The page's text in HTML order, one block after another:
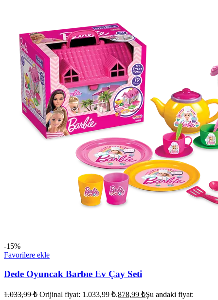
-15%
Favorilere ekle
Dede Oyuncak Barbıe Ev Çay Seti
1.033,99₺ Orijinal fiyat: 1.033,99 ₺.878,99 ₺Şu andaki fiyat: